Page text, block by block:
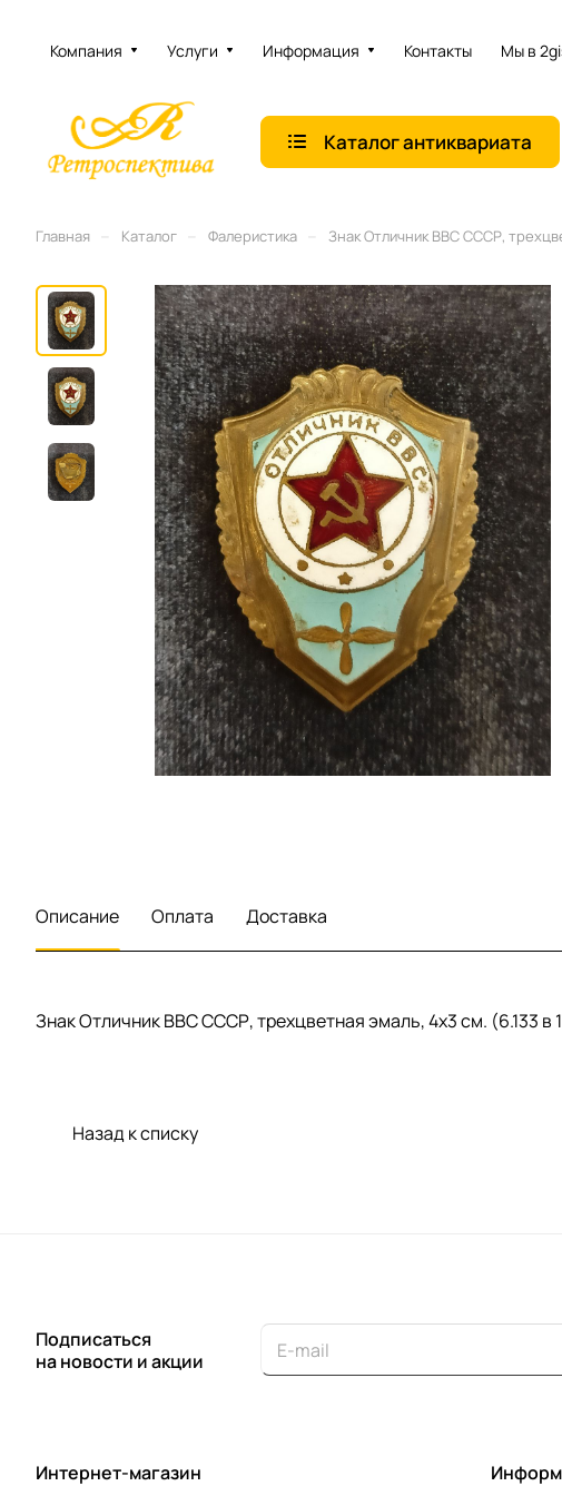
Компания Услуги Информация Контакты Мы в
Каталог антиквариата
Главная Каталог Фалеристика Знак Отличник ВВС СССР,
Описание Оплата Доставка
Знак Отличник ВВС СССР, трехцветная эмаль, 4х3 см. (6.133 в
Назад к списку
Подписаться
на новости и акции
Интернет-магазин